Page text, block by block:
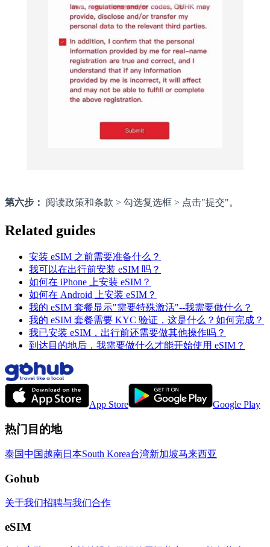
第六步： 阅读政策和条款 > 勾选复选框 > 点击"提交"。
Related guides
安装 eSIM 之前需要准备什么？
我可以在出行前安装 eSIM 吗？
如何在 iPhone 上安装 eSIM？
如何在 Android 上安装 eSIM？
我的 eSIM 套餐显示"需要特殊激活"--我需要做什么？
我的 eSIM 套餐需要 KYC 验证，这是什么？如何完成？
我已安装 eSIM，出行前还需要做其他操作吗？
到达目的地后，我需要做什么才能开始使用 eSIM？
App Store Google Play
热门目的地
泰国中国越南日本South Korea台湾新加坡马来西亚
Gohub
关于我们招聘与我们合作
eSIM